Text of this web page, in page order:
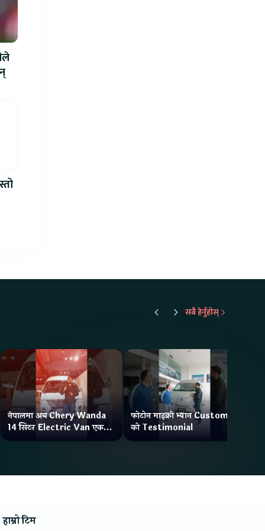
सबै हेर्नुहोस्
नेपालमा अब Chery Wanda
14 सिटर Electric Van एक
Charge मा दिन्छ 300KM
फोटोन माइक्रो भ्यान Customer
को Testimonial
हाम्रो टिम